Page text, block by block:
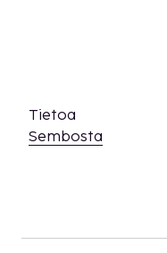
Tietoa
Sembosta